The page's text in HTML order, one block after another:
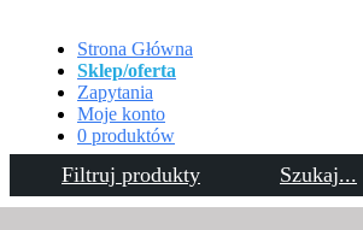
Filtruj produkty Szukaj...
Strona Główna
Sklep/oferta
Zapytania
Moje konto
0 produktów
Kontakt